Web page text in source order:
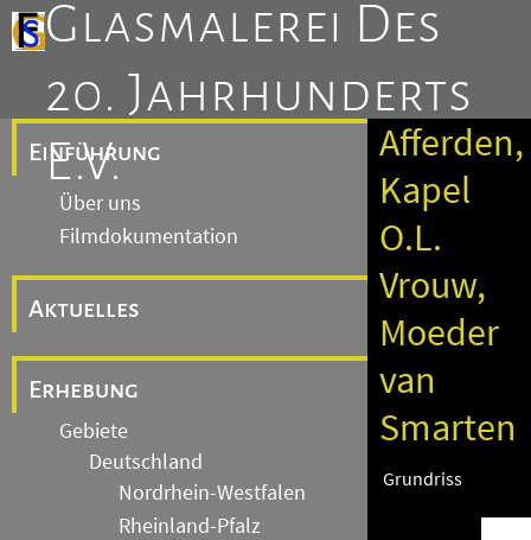
Glasmalerei Des
20. Jahrhunderts
E.V.
Einführung
Über uns
Filmdokumentation
Aktuelles
Erhebung
Gebiete
Deutschland
Nordrhein-Westfalen
Rheinland-Pfalz
Afferden,
Kapel
O.L.
Vrouw,
Moeder
van
Smarten
Grundriss